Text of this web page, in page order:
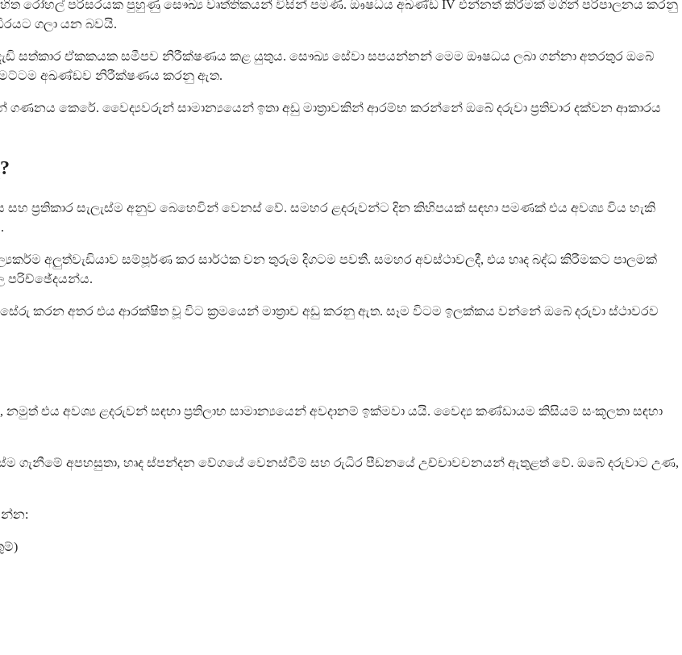
සහිත රෝහල් පරිසරයක පුහුණු සෞඛ්‍ය වෘත්තිකයන් විසින් පමණි. ඖෂධය අඛණ්ඩ IV එන්නත් කිරීමක් මගින් පරිපාලනය කරනු
ගලා යන බවයි.
දැඩි සත්කාර ඒකකයක සමීපව නිරීක්ෂණය කළ යුතුය. සෞඛ්‍ය සේවා සපයන්නන් මෙම ඖෂධය ලබා ගන්නා අතරතුර ඔබේ
මට්ටම අඛණ්ඩව නිරීක්ෂණය කරනු ඇත.
ගණනය කෙරේ. වෛද්‍යවරුන් සාමාන්‍යයෙන් ඉතා අඩු මාත්‍රාවකින් ආරම්භ කරන්නේ ඔබේ දරුවා ප්‍රතිචාර දක්වන ආකාරය
සහ ප්‍රතිකාර සැලැස්ම අනුව බෙහෙවින් වෙනස් වේ. සමහර ළදරුවන්ට දින කිහිපයක් සඳහා පමණක් එය අවශ්‍ය විය හැකි
අලුත්වැඩියාව සම්පූර්ණ කර සාර්ථක වන තුරුම දිගටම පවතී. සමහර අවස්ථාවලදී, එය හෘද බද්ධ කිරීමකට පාලමක්
පරිච්ඡේදයන්ය.
කරන අතර එය ආරක්ෂිත වූ විට ක්‍රමයෙන් මාත්‍රාව අඩු කරනු ඇත. සෑම විටම ඉලක්කය වන්නේ ඔබේ දරුවා ස්ථාවරව
එය අවශ්‍ය ළදරුවන් සඳහා ප්‍රතිලාභ සාමාන්‍යයෙන් අවදානම් ඉක්මවා යයි. වෛද්‍ය කණ්ඩායම කිසියම් සංකූලතා සඳහා
අපහසුතා, හෘද ස්පන්දන වේගයේ වෙනස්වීම් සහ රුධිර පීඩනයේ උච්චාවචනයන් ඇතුළත් වේ. ඔබේ දරුවාට උණ,